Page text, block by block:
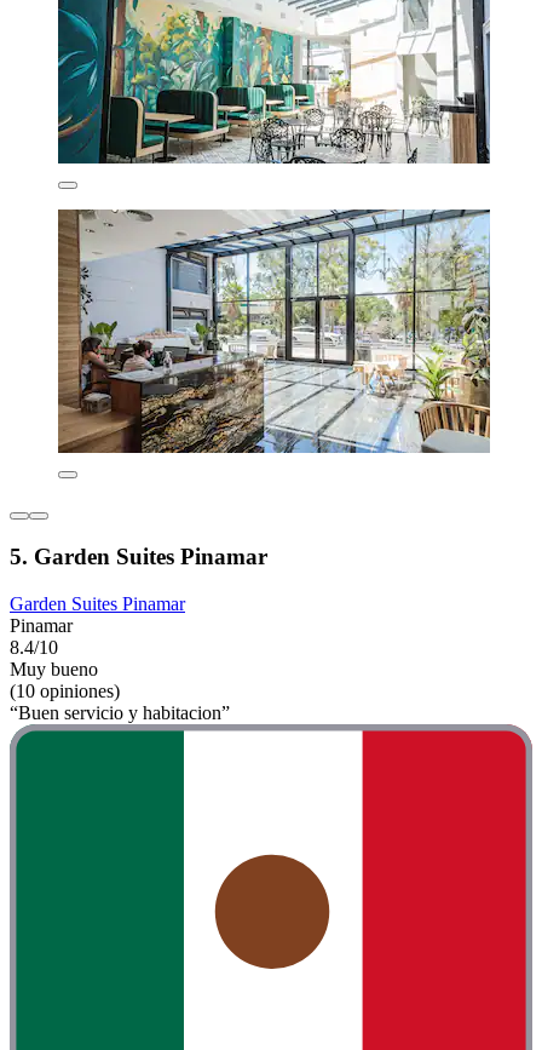
5. Garden Suites Pinamar
Garden Suites Pinamar
Pinamar
8.4/10
Muy bueno
(10 opiniones)
“Buen servicio y habitacion”